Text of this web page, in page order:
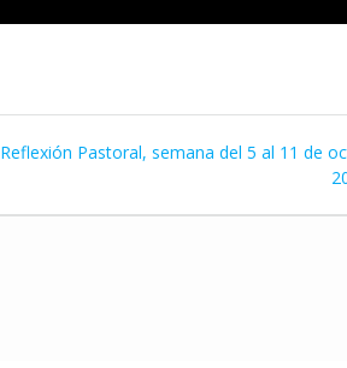
Siguiente
Reflexión Pastoral, semana del 5 al 11 de